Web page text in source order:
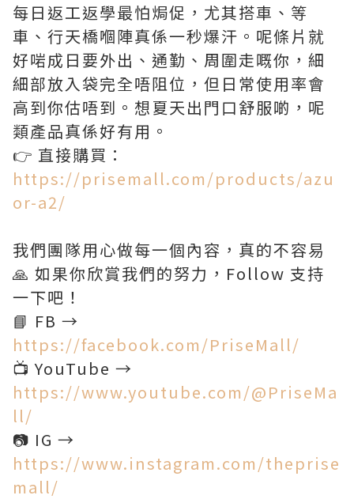
每日返工返學最怕焗促，尤其搭車、等
車、行天橋嗰陣真係一秒爆汗。呢條片就
好啱成日要外出、通勤、周圍走嘅你，細
細部放入袋完全唔阻位，但日常使用率會
高到你估唔到。想夏天出門口舒服啲，呢
類產品真係好有用。
👉 直接購買：
https://prisemall.com/products/azu
or-a2/
我們團隊用心做每一個內容，真的不容易
🙏 如果你欣賞我們的努力，Follow 支持
一下吧！
📘 FB →
https://facebook.com/PriseMall/
📺 YouTube →
https://www.youtube.com/@PriseMa
ll/
📷 IG →
https://www.instagram.com/theprise
mall/